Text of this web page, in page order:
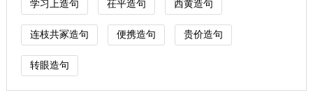
学习上造句 茌平造句 西黄造句
连枝共冢造句 便携造句 贵价造句
转眼造句